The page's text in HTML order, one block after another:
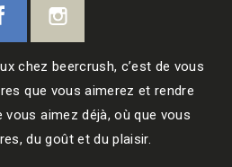
chez beercrush, c’est de vous
que vous aimerez et rendre
vous aimez déjà, où que vous
du goût et du plaisir.